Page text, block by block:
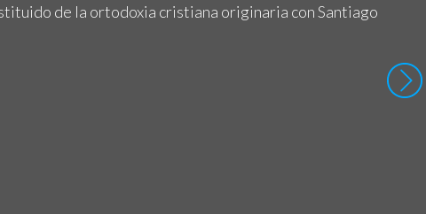
de la ortodoxia cristiana originaria con Santiago